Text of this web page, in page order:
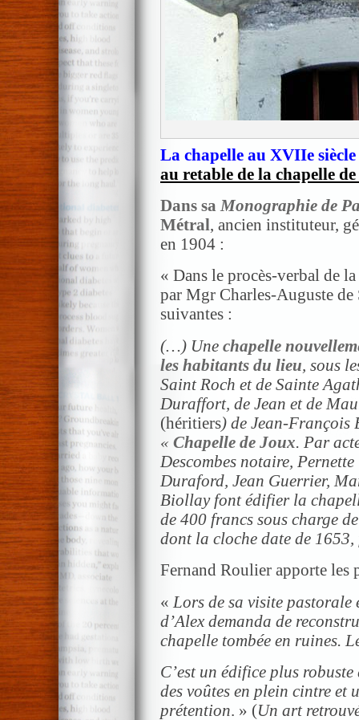
La chapelle au XVIIe
au retable de la chapelle
Dans sa Monographie de
Métral , ancien instituteur,
en 1904 :
« Dans le procès-verbal de
par Mgr Charles-Auguste
suivantes :
(…) Une chapelle
les habitants du lieu, sous
Saint Roch et de Sainte
Duraffort, de Jean et de
(héritiers) de Jean-
« Chapelle de Joux. Par
Descombes notaire,
Duraford, Jean Guerrier,
Biollay font édifier la
de 400 francs sous charge
dont la cloche date de
Fernand Roulier apporte les
« Lors de sa visite pastorale
d’Alex demanda de
chapelle tombée en ruines.
C’est un édifice plus
des voûtes en plein cintre et
prétention. » (Un art